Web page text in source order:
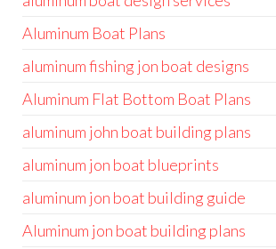
Aluminum Boat Plans
aluminum fishing jon boat designs
Aluminum Flat Bottom Boat Plans
aluminum john boat building plans
aluminum jon boat blueprints
aluminum jon boat building guide
Aluminum jon boat building plans